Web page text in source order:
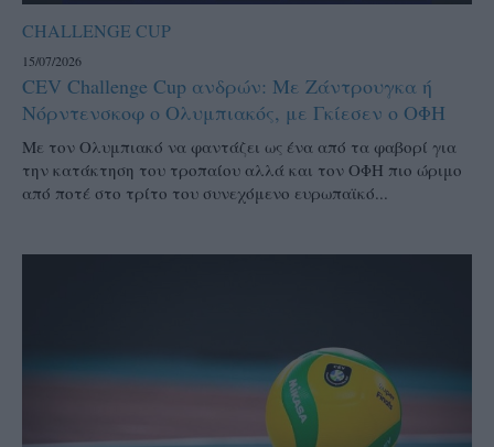
CHALLENGE CUP
15/07/2026
CEV Challenge Cup ανδρών: Με Ζάντρουγκα ή
Νόρντενσκοφ ο Ολυμπιακός, με Γκίεσεν ο ΟΦΗ
Με τον Ολυμπιακό να φαντάζει ως ένα από τα φαβορί για
την κατάκτηση του τροπαίου αλλά και τον ΟΦΗ πιο ώριμο
από ποτέ στο τρίτο του συνεχόμενο ευρωπαϊκό...